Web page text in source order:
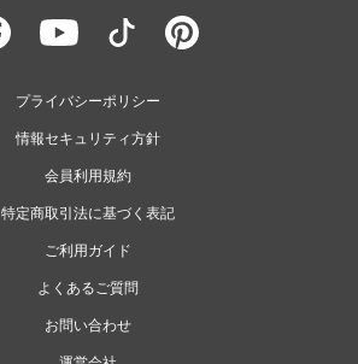
プライバシーポリシー
情報セキュリティ方針
会員利用規約
特定商取引法に基づく表記
ご利用ガイド
よくあるご質問
お問い合わせ